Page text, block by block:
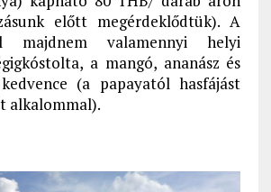
előtt megérdeklődtük). A
majdnem valamennyi helyi
a mangó, ananász és
(a papayatól hasfájást
alkalommal).